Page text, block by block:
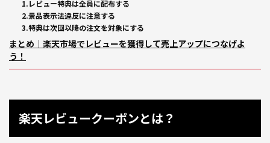
1.レビュー特典は全員に配布する
2.景品表示法違反に注意する
3.特典は次回以降の注文を対象にする
まとめ｜楽天市場でレビューを獲得して売上アップにつなげよ
う！
楽天レビュークーポンとは？